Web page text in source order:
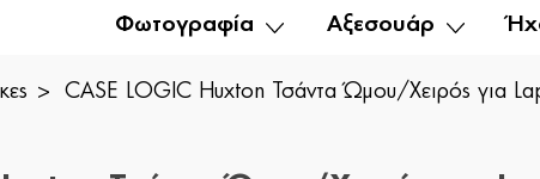
Φωτογραφία Αξεσουάρ
CASE LOGIC Huxton Τσάντα Ώμου/Χειρός για